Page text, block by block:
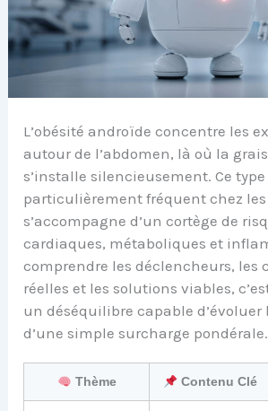
L’obésité androïde concentre les
autour de l’abdomen, là où la
s’installe silencieusement. Ce type
particulièrement fréquent chez
s’accompagne d’un cortège de
cardiaques, métaboliques et
comprendre les déclencheurs, les
réelles et les solutions viables,
un déséquilibre capable
d’une simple surcharge pondérale.
Thème Contenu Clé